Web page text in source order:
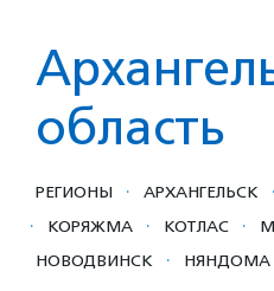
область
РЕГИОНЫ · АРХАНГЕЛЬСК ·
· КОРЯЖМА · КОТЛАС ·
НОВОДВИНСК · НЯНДОМА